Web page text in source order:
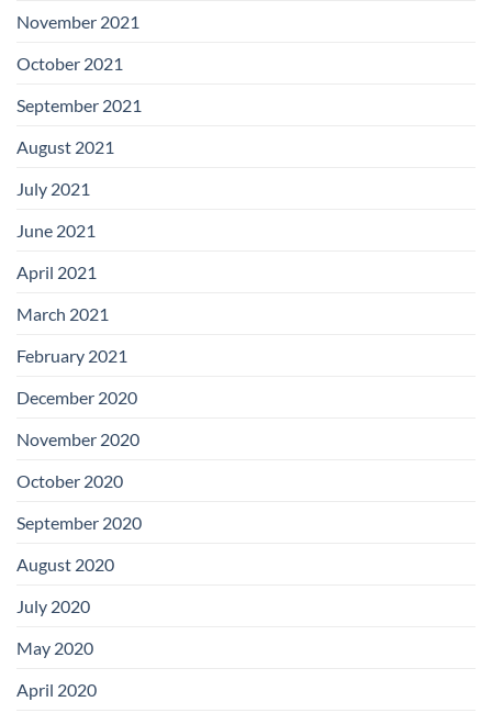
November 2021
October 2021
September 2021
August 2021
July 2021
June 2021
April 2021
March 2021
February 2021
December 2020
November 2020
October 2020
September 2020
August 2020
July 2020
May 2020
April 2020